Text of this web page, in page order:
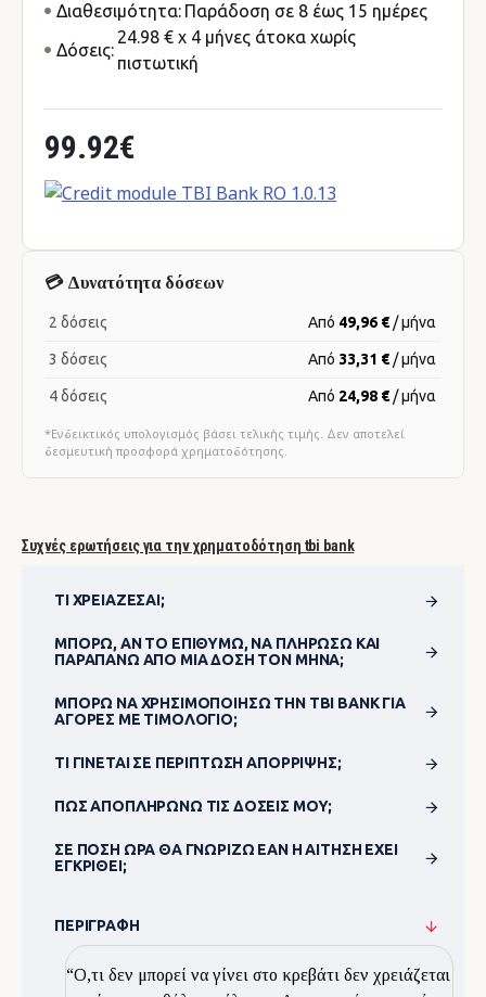
99.92€
Διαθεσιμότητα: Παράδοση σε 8 έως 15 ημέρες
Δόσεις:
24.98 € x 4 μήνες άτοκα χωρίς
πιστωτική
Συχνές ερωτήσεις για την χρηματοδότηση tbi bank
ΤΙ ΧΡΕΙΆΖΕΣΑΙ;
ΜΠΟΡΏ, ΑΝ ΤΟ ΕΠΙΘΥΜΏ, ΝΑ ΠΛΗΡΏΣΩ ΚΑΙ
ΠΑΡΑΠΆΝΩ ΑΠΌ ΜΊΑ ΔΌΣΗ ΤΟΝ ΜΉΝΑ;
ΜΠΟΡΏ ΝΑ ΧΡΗΣΙΜΟΠΟΊΗΣΩ ΤΗΝ TBI BANK ΓΙΑ
ΑΓΟΡΈΣ ΜΕ ΤΙΜΟΛΌΓΙΟ;
ΤΙ ΓΊΝΕΤΑΙ ΣΕ ΠΕΡΊΠΤΩΣΗ ΑΠΌΡΡΙΨΗΣ;
ΠΏΣ ΑΠΟΠΛΗΡΏΝΩ ΤΙΣ ΔΌΣΕΙΣ ΜΟΥ;
ΣΕ ΠΌΣΗ ΏΡΑ ΘΑ ΓΝΩΡΊΖΩ ΕΆΝ Η ΑΊΤΗΣΗ ΈΧΕΙ
ΕΓΚΡΙΘΕΊ;
💳 Δυνατότητα δόσεων
2 δόσεις Από 49,96 € / μήνα
3 δόσεις Από 33,31 € / μήνα
4 δόσεις Από 24,98 € / μήνα
*Ενδεικτικός υπολογισμός βάσει τελικής τιμής. Δεν αποτελεί
δεσμευτική προσφορά χρηματοδότησης.
ΠΕΡΙΓΡΑΦΉ
“Ο,τι δεν μπορεί να γίνει στο κρεβάτι δεν χρειάζεται